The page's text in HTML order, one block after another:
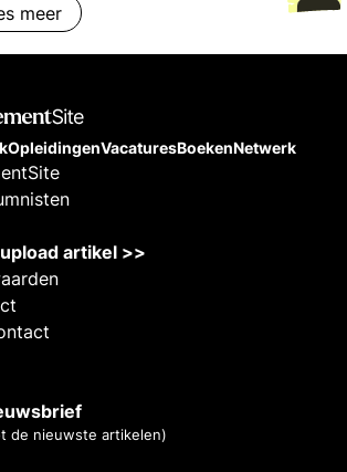
meer
OpleidingenVacaturesBoekenNetwerk
artikel >>
de nieuwste artikelen)